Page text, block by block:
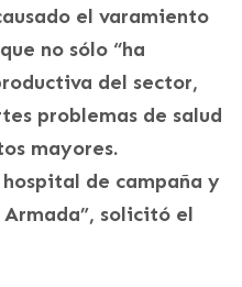
el varamiento
no sólo “ha
del sector,
problemas de salud
mayores.
de campaña y
solicitó el